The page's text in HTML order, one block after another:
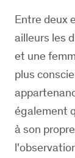
Entre deux
ailleurs les
et une
plus
également
à son